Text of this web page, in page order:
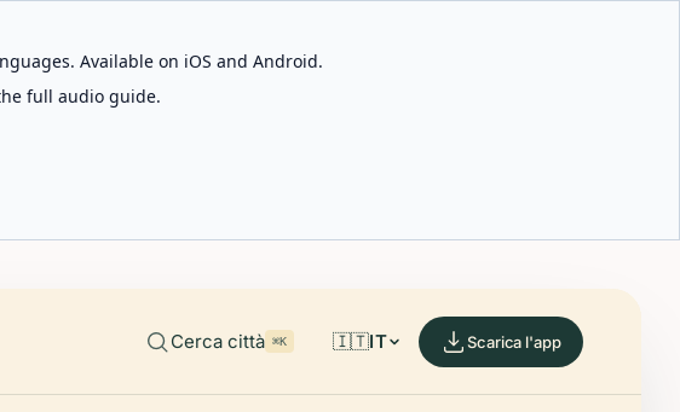
Available on iOS and Android.
full audio guide.
Cerca città ⌘K 🇮🇹IT Scarica l'app